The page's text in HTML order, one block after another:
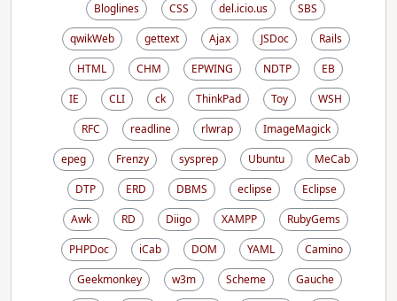
Bloglines
CSS del.icio.us
SBS
qwikWeb
gettext Ajax JSDoc
Rails
HTML
CHM EPWING NDTP
EB
IE
CLI ck ThinkPad Toy
WSH
RFC
readline rlwrap
ImageMagick
epeg
Frenzy sysprep Ubuntu
MeCab
DTP
ERD DBMS eclipse
Eclipse
Awk
RD Diigo XAMPP
RubyGems
PHPDoc
iCab DOM YAML
Camino
Geekmonkey
w3m Scheme
Gauche